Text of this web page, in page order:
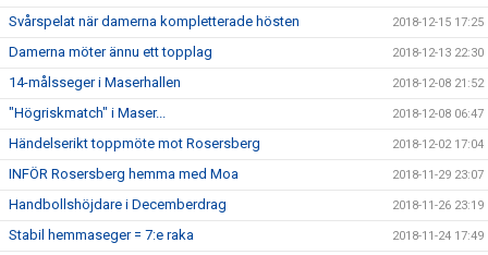
Svårspelat när damerna kompletterade hösten 2018-12-15 17:25
Damerna möter ännu ett topplag 2018-12-13 22:30
14-målsseger i Maserhallen 2018-12-08 21:52
"Högriskmatch" i Maser... 2018-12-08 06:47
Händelserikt toppmöte mot Rosersberg 2018-12-02 17:04
INFÖR Rosersberg hemma med Moa 2018-11-29 23:07
Handbollshöjdare i Decemberdrag 2018-11-26 23:19
Stabil hemmaseger = 7:e raka 2018-11-24 17:49